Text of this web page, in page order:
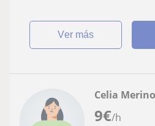
ver más
9€/h
Celia Merino